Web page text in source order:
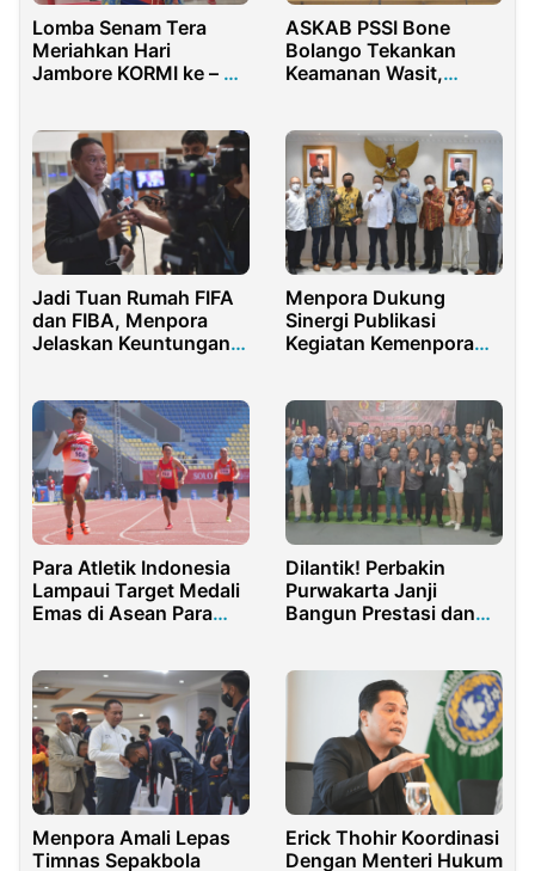
Lomba Senam Tera
Meriahkan Hari
Jambore KORMI ke – 3
ASKAB PSSI Bone
Bolango Tekankan
Keamanan Wasit,
Jadi Tuan Rumah FIFA
dan FIBA, Menpora
Jelaskan Keuntungan
Menpora Dukung
Sinergi Publikasi
Kegiatan Kemenpora
Para Atletik Indonesia
Lampaui Target Medali
Emas di Asean Para
Dilantik! Perbakin
Purwakarta Janji
Bangun Prestasi dan
Menpora Amali Lepas
Timnas Sepakbola
Erick Thohir Koordinasi
Dengan Menteri Hukum